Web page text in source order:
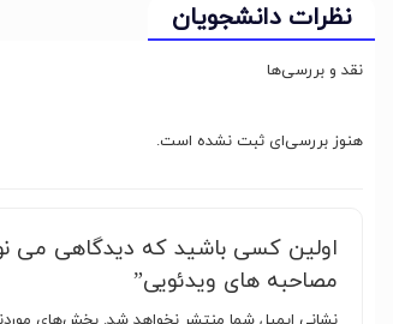
نظرات دانشجویان
نقد و بررسی‌ها
هنوز بررسی‌ای ثبت نشده است.
اولین کسی باشید که دیدگاهی می
مصاحبه های ویدئویی”